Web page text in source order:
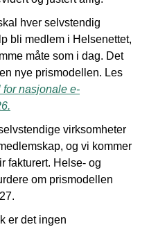
hver selvstendig
bli medlem i Helsenettet,
måte som i dag. Det
nye prismodellen. Les
nasjonale e-
virksomheter
og vi kommer
fakturert. Helse- og
om prismodellen
er det ingen